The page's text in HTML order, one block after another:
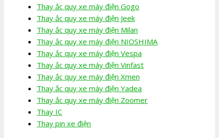
Thay ắc quy xe máy điện Gogo
Thay ắc quy xe máy điện Jeek
Thay ắc quy xe máy điện Milan
Thay ắc quy xe máy điện NIOSHIMA
Thay ắc quy xe máy điện Vespa
Thay ắc quy xe máy điện Vinfast
Thay ắc quy xe máy điện Xmen
Thay ắc quy xe máy điện Yadea
Thay ắc quy xe máy điện Zoomer
Thay IC
Thay pin xe điện